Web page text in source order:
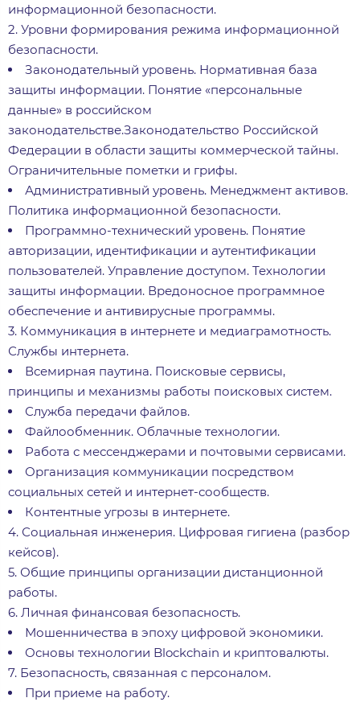
информационной безопасности.
2. Уровни формирования режима информационной
безопасности.
Законодательный уровень. Нормативная база
защиты информации. Понятие «персональные
данные» в российском
законодательстве.Законодательство Российской
Федерации в области защиты коммерческой тайны.
Ограничительные пометки и грифы.
Административный уровень. Менеджмент активов.
Политика информационной безопасности.
Программно-технический уровень. Понятие
авторизации, идентификации и аутентификации
пользователей. Управление доступом. Технологии
защиты информации. Вредоносное программное
обеспечение и антивирусные программы.
3. Коммуникация в интернете и медиаграмотность.
Службы интернета.
Всемирная паутина. Поисковые сервисы,
принципы и механизмы работы поисковых систем.
Служба передачи файлов.
Файлообменник. Облачные технологии.
Работа с мессенджерами и почтовыми сервисами.
Организация коммуникации посредством
социальных сетей и интернет-сообществ.
Контентные угрозы в интернете.
4. Социальная инженерия. Цифровая гигиена (разбор
кейсов).
5. Общие принципы организации дистанционной
работы.
6. Личная финансовая безопасность.
Мошенничества в эпоху цифровой экономики.
Основы технологии Blockchain и криптовалюты.
7. Безопасность, связанная с персоналом.
При приеме на работу.